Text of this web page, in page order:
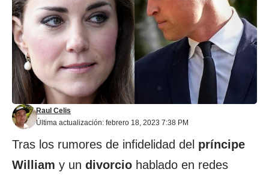
Última actualización: febrero 18, 2023 7:38 PM
Raul Celis
Tras los rumores de infidelidad del príncipe
William y un divorcio hablado en redes